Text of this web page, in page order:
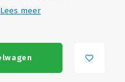
Lees meer